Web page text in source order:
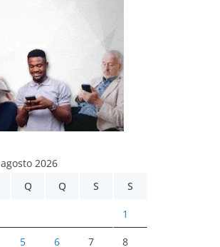
agosto 2026
Q Q S S
1
5 6 7 8